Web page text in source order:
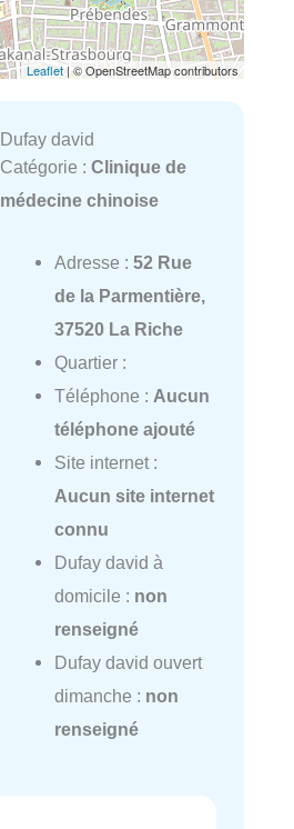
Leaflet| © OpenStreetMap contributors
Dufay david
Catégorie : Clinique de
médecine chinoise
Adresse : 52 Rue
de la Parmentière,
37520 La Riche
Quartier :
Téléphone : Aucun
téléphone ajouté
Site internet :
Aucun site internet
connu
Dufay david à
domicile : non
renseigné
Dufay david ouvert
dimanche : non
renseigné